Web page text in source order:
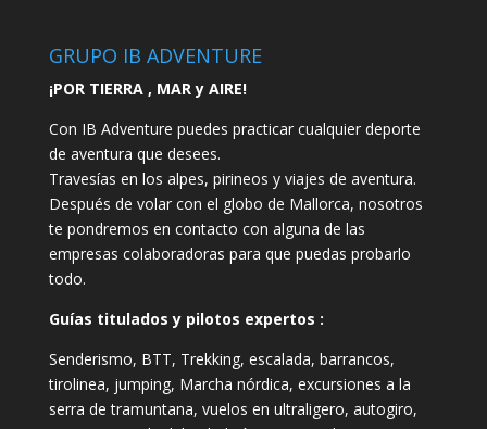
GRUPO IB ADVENTURE
¡POR TIERRA , MAR y AIRE!
Con IB Adventure puedes practicar cualquier deporte
de aventura que desees.
Travesías en los alpes, pirineos y viajes de aventura.
Después de volar con el globo de Mallorca, nosotros
te pondremos en contacto con alguna de las
empresas colaboradoras para que puedas probarlo
todo.
Guías titulados y pilotos expertos :
Senderismo, BTT, Trekking, escalada, barrancos,
tirolinea, jumping, Marcha nórdica, excursiones a la
serra de tramuntana, vuelos en ultraligero, autogiro,